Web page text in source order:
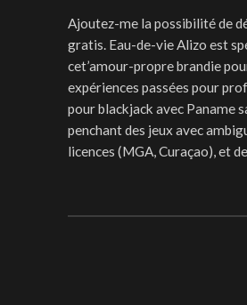
Ajoutez-me la possibilité de
gratis. Eau-de-vie Alizo est
cet’amour-propre brandie
expériences passées pour
pour blackjack avec Paname
penchant des jeux avec
licences (MGA, Curaçao), et